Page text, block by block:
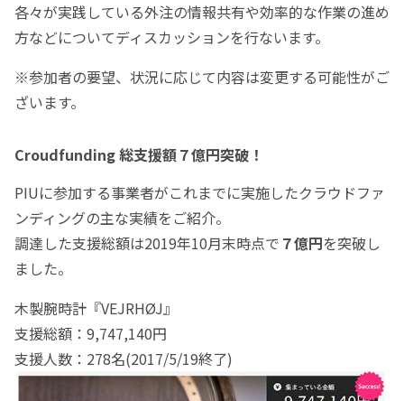
各々が実践している外注の情報共有や効率的な作業の進め
方などについてディスカッションを行ないます。
※参加者の要望、状況に応じて内容は変更する可能性がご
ざいます。
Croudfunding 総支援額７億円突破！
PIUに参加する事業者がこれまでに実施したクラウドファ
ンディングの主な実績をご紹介。
調達した支援総額は2019年10月末時点で ７億円を突破し
ました。
木製腕時計『VEJRHØJ』
支援総額：9,747,140円
支援人数：278名(2017/5/19終了)